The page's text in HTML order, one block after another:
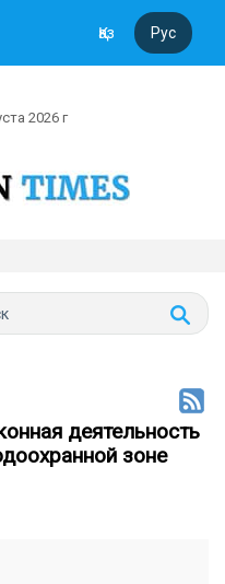
Қаз Рус
2026 г
деятельность
зоне